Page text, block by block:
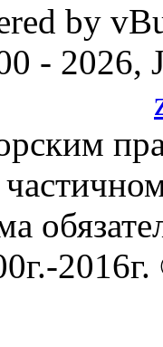
by
- 2026,